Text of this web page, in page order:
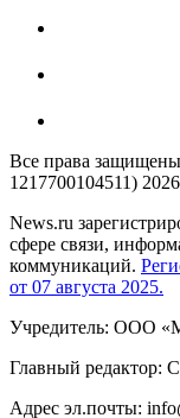
Все права
1217700104511)
News.ru
сфере связи,
коммуникаций.
от 07 августа 2025.
Учредитель: ООО
Главный редактор:
Адрес эл.почты: